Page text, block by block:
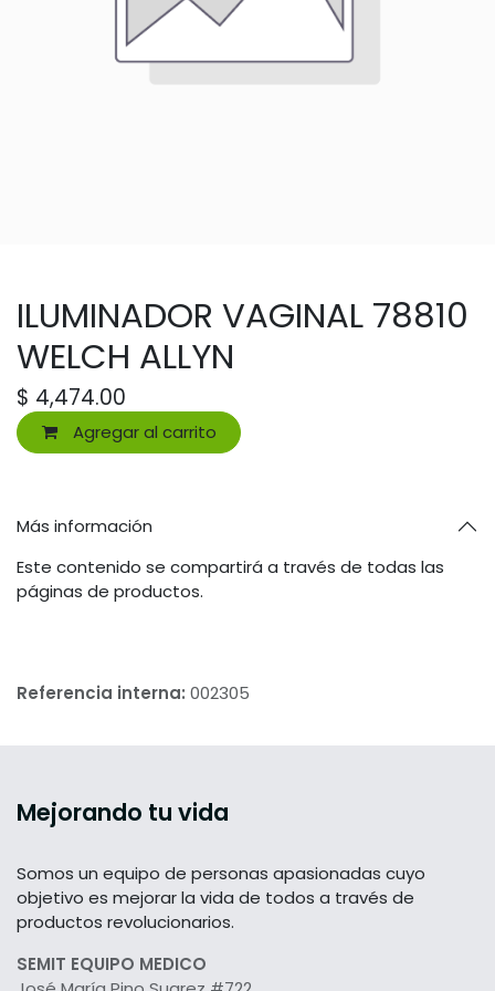
ILUMINADOR VAGINAL 78810
WELCH ALLYN
$ 4,474.00
Agregar al carrito
Más información
Este contenido se compartirá a través de todas las
páginas de productos.
Referencia interna: 002305
Mejorando tu vida
Somos un equipo de personas apasionadas cuyo
objetivo es mejorar la vida de todos a través de
productos revolucionarios.
SEMIT EQUIPO MEDICO